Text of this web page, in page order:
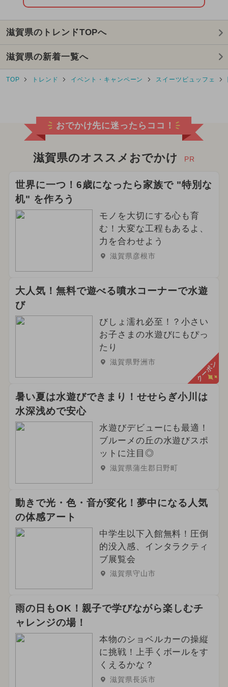
2026年3月のイベント
2026年5月のイベント
2026年4月のイベント
2025年1月のイベント
2025年3月のイベント
2024年3月のイベント
2025年5月のイベント
2025年4月のイベント
2025年10月のイベント
イルミネーション
2025年9月のイベント キャラクター
2024年10月のイベント
2025年7月のイベント
2024年6月のイベント
2024年2月のイベント
2025年6月のイベント
2024年4月のイベント
2024年9月のイベント
2024年5月のイベント
雨の日OK
冬休み
滋賀県のトレンドTOPへ
滋賀県の新着一覧へ
TOP トレンド イベント・キャンペーン スイーツビュッフェ
おでかけ先に迷ったらココ！
滋賀県のオススメおでかけ PR
世界に一つ！6歳になったら家族で "特別な
机" を作ろう
モノを大切にする心も育
む！大変な工程もあるよ、
力を合わせよう
滋賀県彦根市
大人気！無料で遊べる噴水コーナーで水遊
び
びしょ濡れ必至！？小さい
お子さまの水遊びにもぴっ
たり
滋賀県野洲市 クーポン
暑い夏は水遊びできまり！せせらぎ小川は
水深浅めで安心
水遊びデビューにも最適！
ブルーメの丘の水遊びスポ
ットに注目◎
滋賀県蒲生郡日野町
動きで光・色・音が変化！夢中になる人気
の体感アート
中学生以下入館無料！圧倒
的没入感、インタラクティ
ブ展覧会
滋賀県守山市
雨の日もOK！親子で学びながら楽しむチ
ャレンジの場！
本物のショベルカーの操縦
に挑戦！上手くボールをす
くえるかな？
滋賀県長浜市